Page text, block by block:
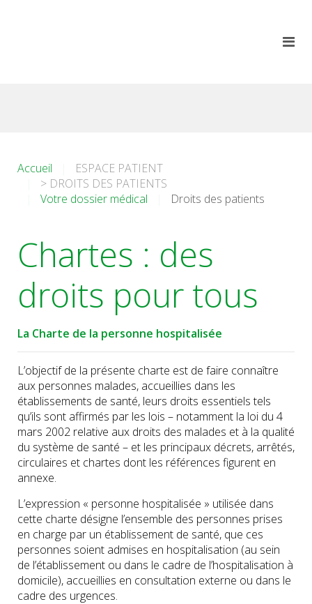
Accueil
ESPACE PATIENT
> DROITS DES PATIENTS
Votre dossier médical
Droits des patients
Chartes : des
droits pour tous
La Charte de la personne hospitalisée
L’objectif de la présente charte est de faire connaître
aux personnes malades, accueillies dans les
établissements de santé, leurs droits essentiels tels
qu’ils sont affirmés par les lois – notamment la loi du 4
mars 2002 relative aux droits des malades et à la qualité
du système de santé – et les principaux décrets, arrêtés,
circulaires et chartes dont les références figurent en
annexe.
L’expression « personne hospitalisée » utilisée dans
cette charte désigne l’ensemble des personnes prises
en charge par un établissement de santé, que ces
personnes soient admises en hospitalisation (au sein
de l’établissement ou dans le cadre de l’hospitalisation à
domicile), accueillies en consultation externe ou dans le
cadre des urgences.